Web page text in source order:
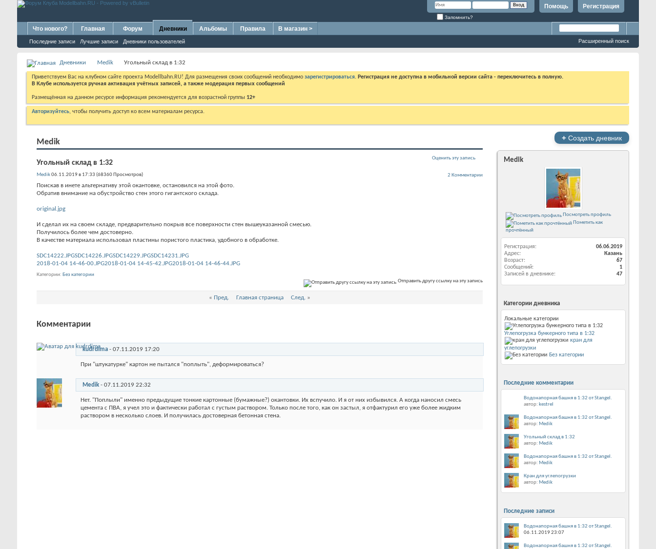
Регистрация
Помощь
Запомнить?
Что нового? Главная Форум Дневники
Последние записи Лучшие записи Дневники пользователей
Альбомы Правила В магазин >
Расширенный поиск
Дневники Medik Угольный склад в 1:32
Приветствуем Вас на клубном сайте проекта Modellbahn.RU! Для размещения своих сообщений необходимо зарегистрироваться. Регистрация не доступна в мобильной версии сайта - переключитесь в полную.
В Клубе используется ручная активация учётных записей, а также модерация первых сообщений
Размещённая на данном ресурсе информация рекомендуется для возрастной группы 12+
Авторизуйтесь, чтобы получить доступ ко всем материалам ресурса.
Medik
Угольный склад в 1:32
Оценить эту запись
2 Комментарии
Medik06.11.2019 в 17:33 (68360 Просмотров)
Поискав в инете альтернативу этой окантовке, остановился на этой фото.
Обратив внимание на обустройство стен этого гигантского склада.
original.jpg
И сделал их на своем складе, предварительно покрыв все поверхности стен вышеуказанной смесью.
Получилось более чем достоверно.
В качестве материала использовал пластины пористого пластика, удобного в обработке.
SDC14222.JPGSDC14226.JPGSDC14229.JPGSDC14231.JPG
2018-01-04 14-46-00.JPG2018-01-04 14-45-42.JPG2018-01-04 14-46-44.JPG
Категории Без категории
Отправить другу ссылку на эту запись
« Пред. Главная страница След. »
Комментарии
kudrdima - 07.11.2019 17:20
При "штукатурке" картон не пытался "поплыть", деформироваться?
Medik - 07.11.2019 22:32
Нет. "Поплыли" именно предыдущие тонкие картонные (бумажные?) окантовки. Их вспучило. И я от них избывился. А когда наносил смесь
цемента с ПВА, я учел это и фактически работал с густым раствором. Только после того, как он застыл, я отфактурил его уже более жидким
раствором в несколько слоев. И получилась достоверная бетонная стена.
+ Создать дневник
Medik
Посмотреть профиль
Пометить как
прочтённый
Регистрация
06.06.2019
Адрес
Казань
Возраст
67
Сообщений
1
Записей в дневнике
47
Категории дневника
Локальные категории
Углепогрузка бункерного типа в 1:32
кран для
углепогрузки
Без категории
Последние комментарии
Водонапорная башня в 1:32 от Stangel.
автор: kestrel
Водонапорная башня в 1:32 от Stangel.
автор: Medik
Угольный склад в 1:32
автор: Medik
Водонапорная башня в 1:32 от Stangel.
автор: Medik
Кран для углепогрузки
автор: Medik
Последние записи
Водонапорная башня в 1:32 от Stangel.
06.11.201923:07
Водонапорная башня в 1:32 от Stangel.